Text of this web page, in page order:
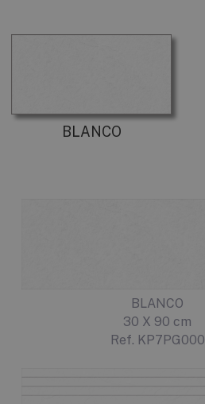
BLANCO
BLANCO
30 X 90 cm
Ref. KP7PG000